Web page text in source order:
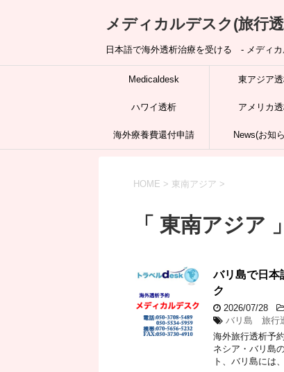
メディカルデスク(旅行
日本語で海外透析治療を受ける - メディ
Medicaldesk 東アジア
ハワイ透析 アメリカ
海外療養費還付申請 News(お知
HOME > 東南アジア >
「 東南アジア
バリ島で日本
ク
2026/07/28
バリ島 旅行
海外旅行透析予
ネシア・バリ島
ト、バリ島には